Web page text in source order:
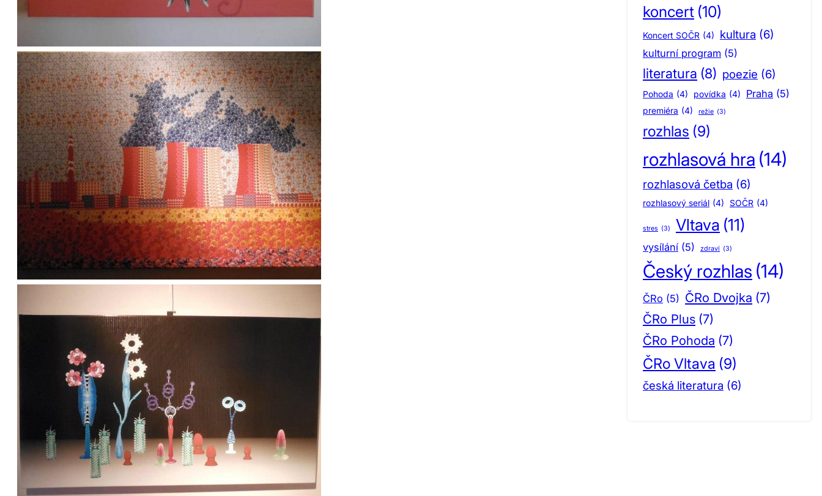
koncert (10)
Koncert SOČR (4) kultura (6)
kulturní program (5)
literatura (8) poezie (6)
Pohoda (4) povídka (4) Praha (5)
premiéra (4) režie (3)
rozhlas (9)
rozhlasová hra (14)
rozhlasová četba (6)
rozhlasový seriál (4) SOČR (4)
stres (3) Vltava (11)
vysílání (5) zdraví (3)
Český rozhlas (14)
ČRo (5) ČRo Dvojka (7)
ČRo Plus (7)
ČRo Pohoda (7)
ČRo Vltava (9)
česká literatura (6)